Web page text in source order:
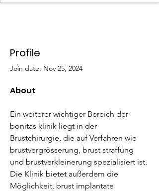
Profile
Join date: Nov 25, 2024
About
Ein weiterer wichtiger Bereich der
bonitas klinik liegt in der
Brustchirurgie, die auf Verfahren wie
brustvergrösserung, brust straffung
und brustverkleinerung spezialisiert ist.
Die Klinik bietet außerdem die
Möglichkeit, brust implantate